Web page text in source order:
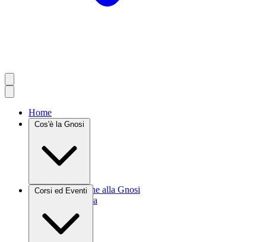
Home
Cos'è la Gnosi
Introduzione alla Gnosi
Agrocultura
Corsi ed Eventi